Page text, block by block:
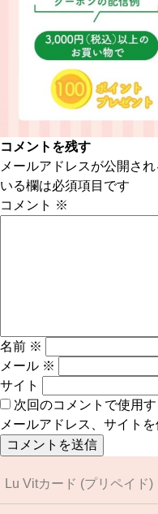
コメントを残す
メールアドレスが公開さ
いる欄は必須項目です
コメント ※
名前 ※
メール ※
サイト
次回のコメントで使用
メールアドレス、サイトを
Lu Vitカード (プリペイド)